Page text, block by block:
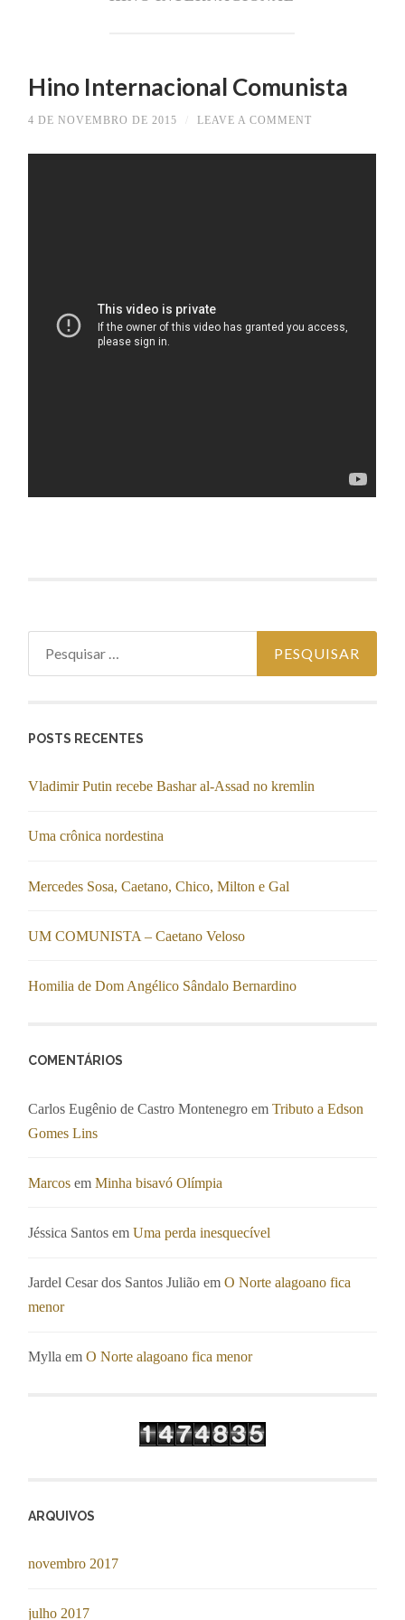
Hino Internacional Comunista
4 DE NOVEMBRO DE 2015 LEAVE A COMMENT
POSTS RECENTES
Vladimir Putin recebe Bashar al-Assad no kremlin
Uma crônica nordestina
Mercedes Sosa, Caetano, Chico, Milton e Gal
UM COMUNISTA – Caetano Veloso
Homilia de Dom Angélico Sândalo Bernardino
COMENTÁRIOS
Carlos Eugênio de Castro Montenegro emTributo a Edson
Gomes Lins
Marcos emMinha bisavó Olímpia
Jéssica Santos emUma perda inesquecível
Jardel Cesar dos Santos Julião emO Norte alagoano fica
menor
Mylla emO Norte alagoano fica menor
ARQUIVOS
novembro 2017
julho 2017